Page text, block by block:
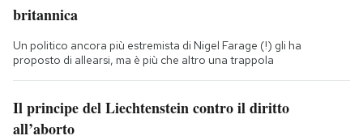
britannica
Un politico ancora più estremista di Nigel Farage (!) gli ha
proposto di allearsi, ma è più che altro una trappola
Il principe del Liechtenstein contro il diritto
all’aborto